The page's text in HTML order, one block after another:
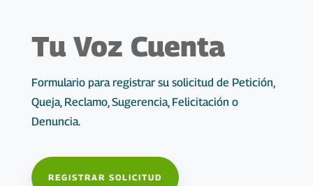
Tu Voz Cuenta
Formulario para registrar su solicitud de Petición,
Queja, Reclamo, Sugerencia, Felicitación o
Denuncia.
REGISTRAR SOLICITUD